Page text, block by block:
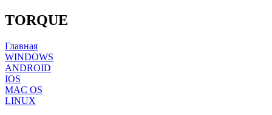
TORQUE
Главная
WINDOWS
ANDROID
IOS
MAC OS
LINUX